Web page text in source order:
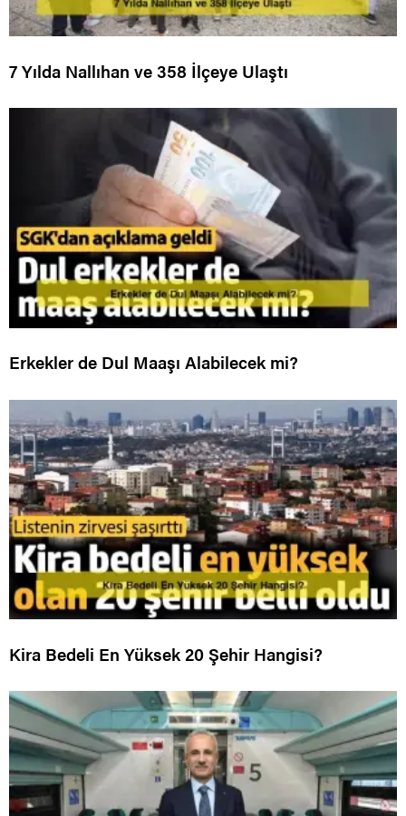
7 Yılda Nallıhan ve 358 İlçeye Ulaştı
Erkekler de Dul Maaşı Alabilecek mi?
Kira Bedeli En Yüksek 20 Şehir Hangisi?